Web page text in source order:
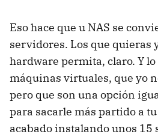
Eso hace que u NAS se
servidores. Los que quieras
hardware permita, claro. Y
máquinas virtuales, que yo
pero que son una opción
para sacarle más partido a
acabado instalando unos